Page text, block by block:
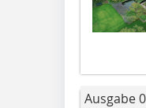
Ausgabe